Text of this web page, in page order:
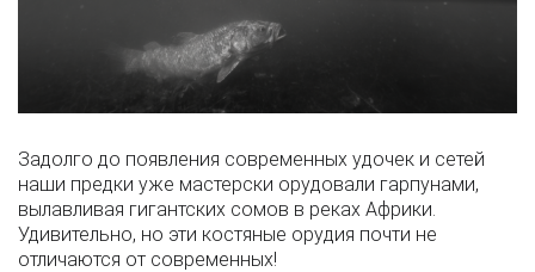
Задолго до появления современных удочек и сетей
наши предки уже мастерски орудовали гарпунами,
вылавливая гигантских сомов в реках Африки.
Удивительно, но эти костяные орудия почти не
отличаются от современных!